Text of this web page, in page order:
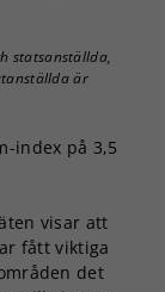
statsanställda,
är
index på 3,5
visar att
fått viktiga
det